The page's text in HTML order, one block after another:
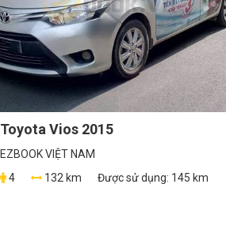
Toyota Vios 2015
EZBOOK VIỆT NAM
4
132 km Được sử dụng: 145 km